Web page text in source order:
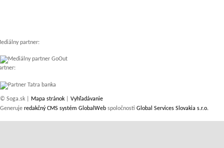
partner:
© Soga.sk | Mapa stránok
Vyhľadávanie
Generuje redakčný CMS systém GlobalWeb spoločnosti Global Services Slovakia s.r.o.